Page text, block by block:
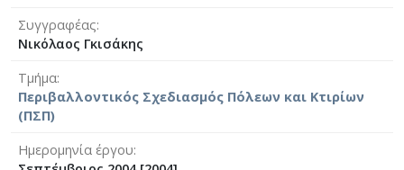
Συγγραφέας
Νικόλαος Γκισάκης
Τμήμα
Περιβαλλοντικός Σχεδιασμός Πόλεων και Κτιρίων
(ΠΣΠ)
Ημερομηνία έργου